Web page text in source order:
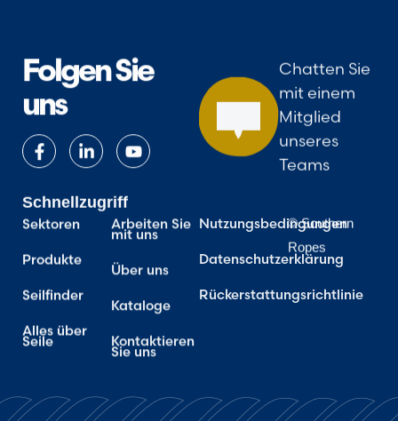
Folgen Sie
uns
Chatten Sie
mit einem
Mitglied
unseres
Teams
Schnellzugriff
Sektoren
Produkte
Seilfinder
Alles über
Seile
Arbeiten Sie
mit uns
Über uns
Kataloge
Kontaktieren
Sie uns
Nutzungsbedingungen
Datenschutzerklärung
Rückerstattungsrichtlinie
© Southern
Ropes